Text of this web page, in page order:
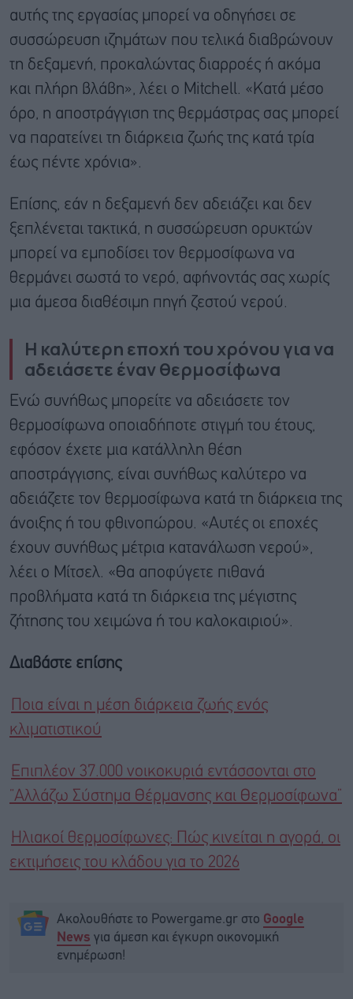
αυτής της εργασίας μπορεί να οδηγήσει σε
συσσώρευση ιζημάτων που τελικά διαβρώνουν
τη δεξαμενή, προκαλώντας διαρροές ή ακόμα
και πλήρη βλάβη», λέει ο Mitchell. «Κατά μέσο
όρο, η αποστράγγιση της θερμάστρας σας μπορεί
να παρατείνει τη διάρκεια ζωής της κατά τρία
έως πέντε χρόνια».
Επίσης, εάν η δεξαμενή δεν αδειάζει και δεν
ξεπλένεται τακτικά, η συσσώρευση ορυκτών
μπορεί να εμποδίσει τον θερμοσίφωνα να
θερμάνει σωστά το νερό, αφήνοντάς σας χωρίς
μια άμεσα διαθέσιμη πηγή ζεστού νερού.
Η καλύτερη εποχή του χρόνου για να
αδειάσετε έναν θερμοσίφωνα
Ενώ συνήθως μπορείτε να αδειάσετε τον
θερμοσίφωνα οποιαδήποτε στιγμή του έτους,
εφόσον έχετε μια κατάλληλη θέση
αποστράγγισης, είναι συνήθως καλύτερο να
αδειάζετε τον θερμοσίφωνα κατά τη διάρκεια της
άνοιξης ή του φθινοπώρου. «Αυτές οι εποχές
έχουν συνήθως μέτρια κατανάλωση νερού»,
λέει ο Μίτσελ. «Θα αποφύγετε πιθανά
προβλήματα κατά τη διάρκεια της μέγιστης
ζήτησης του χειμώνα ή του καλοκαιριού».
Διαβάστε επίσης
Ποια είναι η μέση διάρκεια ζωής ενός
κλιματιστικού
Επιπλέον 37.000 νοικοκυριά εντάσσονται στο
“Αλλάζω Σύστημα Θέρμανσης και Θερμοσίφωνα”
Ηλιακοί θερμοσίφωνες: Πώς κινείται η αγορά, οι
εκτιμήσεις του κλάδου για το 2026
Ακολουθήστε το Powergame.gr στο Google
News για άμεση και έγκυρη οικονομική
ενημέρωση!